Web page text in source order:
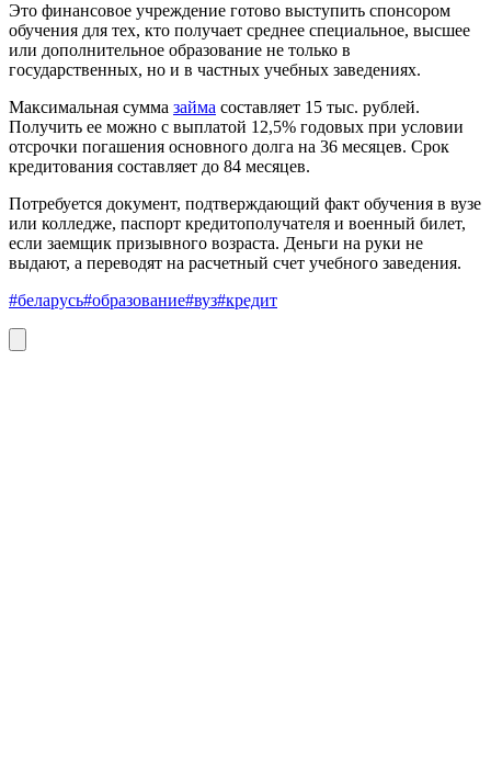
Это финансовое учреждение готово выступить спонсором
обучения для тех, кто получает среднее специальное, высшее
или дополнительное образование не только в
государственных, но и в частных учебных заведениях.
Максимальная сумма займа составляет 15 тыс. рублей.
Получить ее можно с выплатой 12,5% годовых при условии
отсрочки погашения основного долга на 36 месяцев. Срок
кредитования составляет до 84 месяцев.
Потребуется документ, подтверждающий факт обучения в вузе
или колледже, паспорт кредитополучателя и военный билет,
если заемщик призывного возраста. Деньги на руки не
выдают, а переводят на расчетный счет учебного заведения.
#беларусь#образование#вуз#кредит